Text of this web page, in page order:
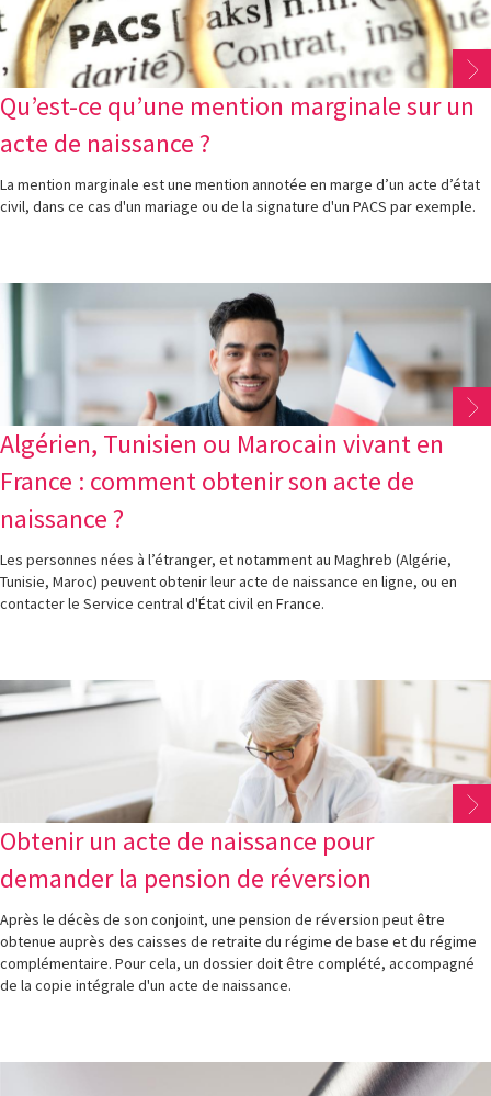
Qu’est-ce qu’une mention marginale sur un
acte de naissance ?
La mention marginale est une mention annotée en marge d’un acte d’état
civil, dans ce cas d'un mariage ou de la signature d'un PACS par exemple.
Algérien, Tunisien ou Marocain vivant en
France : comment obtenir son acte de
naissance ?
Les personnes nées à l’étranger, et notamment au Maghreb (Algérie,
Tunisie, Maroc) peuvent obtenir leur acte de naissance en ligne, ou en
contacter le Service central d'État civil en France.
Obtenir un acte de naissance pour
demander la pension de réversion
Après le décès de son conjoint, une pension de réversion peut être
obtenue auprès des caisses de retraite du régime de base et du régime
complémentaire. Pour cela, un dossier doit être complété, accompagné
de la copie intégrale d'un acte de naissance.